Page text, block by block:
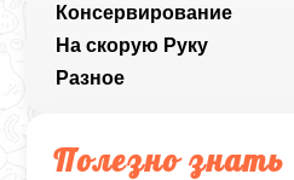
Консервирование
На скорую Руку
Разное
Полезно знать